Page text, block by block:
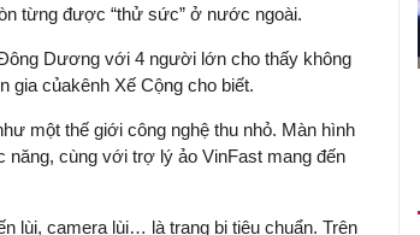
từng được “thử sức” ở nước ngoài.
Dương với 4 người lớn cho thấy không
gia củakênh Xế Cộng cho biết.
một thế giới công nghệ thu nhỏ. Màn hình
cùng với trợ lý ảo VinFast mang đến
lùi, camera lùi… là trang bị tiêu chuẩn. Trên
tế
Việc sử dụng hiệu quả chính
sách tài khóa không chỉ mang ý
nghĩa hỗ trợ ngắn hạn mà còn